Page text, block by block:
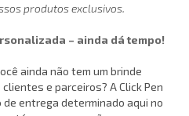
produtos exclusivos.
– ainda dá tempo!
ainda não tem um brinde
e parceiros? A Click Pen
entrega determinado aqui no